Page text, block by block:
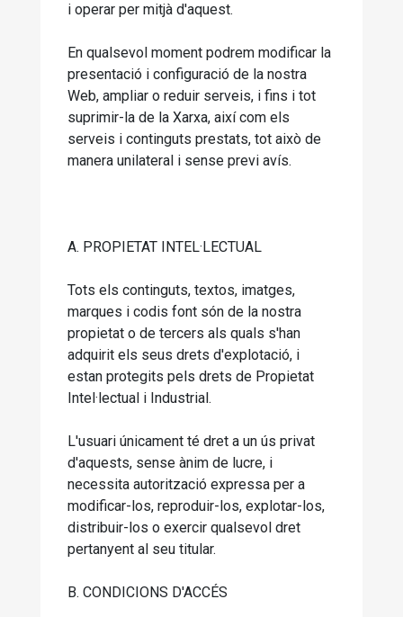
i operar per mitjà d'aquest.
En qualsevol moment podrem modificar la
presentació i configuració de la nostra
Web, ampliar o reduir serveis, i fins i tot
suprimir-la de la Xarxa, així com els
serveis i continguts prestats, tot això de
manera unilateral i sense previ avís.
A. PROPIETAT INTEL·LECTUAL
Tots els continguts, textos, imatges,
marques i codis font són de la nostra
propietat o de tercers als quals s'han
adquirit els seus drets d'explotació, i
estan protegits pels drets de Propietat
Intel·lectual i Industrial.
L'usuari únicament té dret a un ús privat
d'aquests, sense ànim de lucre, i
necessita autorització expressa per a
modificar-los, reproduir-los, explotar-los,
distribuir-los o exercir qualsevol dret
pertanyent al seu titular.
B. CONDICIONS D'ACCÉS